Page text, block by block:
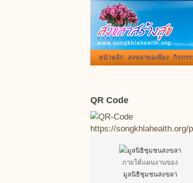
หน้าหลัก สงขลาพอเพียง กิจกร
QR Code
https://songkhlahealth.org/
ภายใต้แผนงานของ
มูลนิธิชุมชนสงขลา